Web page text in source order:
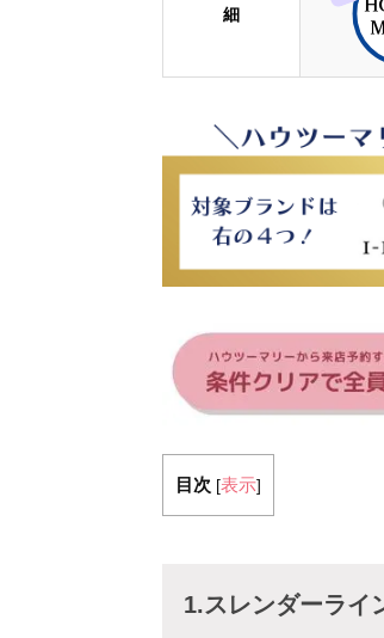
細
目次 [表示]
1.スレンダーライ